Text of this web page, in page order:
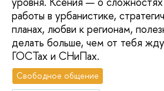
работы в урбанистике,
планах, любви к регионам,
делать больше, чем от тебя
ГОСТах и СНиПах.
Свободное общение